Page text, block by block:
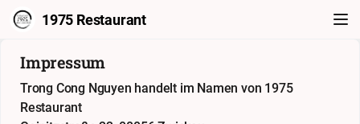
1975 Restaurant
Impressum
Trong Cong Nguyen handelt im Namen von 1975
Restaurant